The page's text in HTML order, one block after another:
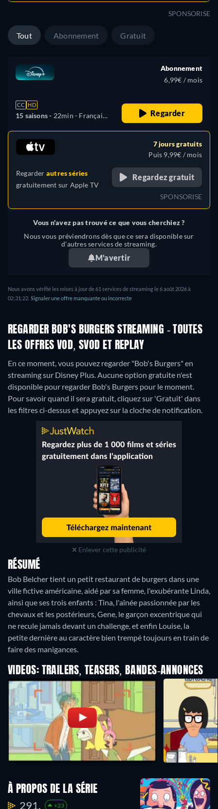
Portugais (Brésil), Turc
SPONSORISE
Tout Abonnement Gratuit
CC HD
15 saisons - 22min - Français,
Espagnol (latino-américain),
Hongrois, Italien, Polonais,
Abonnement
6,99€ / mois
Regarder
Regarder autres séries
gratuitement sur Apple TV
7 jours gratuits
Puis 9,99€ / mois
Regardez gratuit
SPONSORISE
Vous n'avez pas trouvé ce que vous cherchiez ?
Nous vous préviendrons dès que ce sera disponible sur
d'autres services de streaming.
M'avertir
Nous avons vérifié les mises à jour de 61 services de streaming le 6 août 2026 à
02:31:22. Signaler une offre manquante ou incorrecte
REGARDER BOB'S BURGERS STREAMING - TOUTES
LES OFFRES VOD, SVOD ET REPLAY
En ce moment, vous pouvez regarder "Bob's Burgers" en
streaming sur Disney Plus.Aucune option gratuite n'est
disponible pour regarder Bob's Burgers pour le moment.
Pour savoir quand il sera gratuit, cliquez sur 'Gratuit' dans
les filtres ci-dessus et appuyez sur la cloche de notification.
Enlever cette publicité
RÉSUMÉ
Bob Belcher tient un petit restaurant de burgers dans une
ville fictive américaine, aidé par sa femme, l'exubérante Linda,
ainsi que ses trois enfants : Tina, l'aînée passionnée par les
chevaux et les postérieurs, Gene, le garçon excentrique qui
ne recule jamais devant un challenge, et enfin Louise, la
petite dernière au caractère bien trempé toujours en train de
faire des manigances.
VIDEOS: TRAILERS, TEASERS, BANDES-ANNONCES
À PROPOS DE LA SÉRIE
291. +23